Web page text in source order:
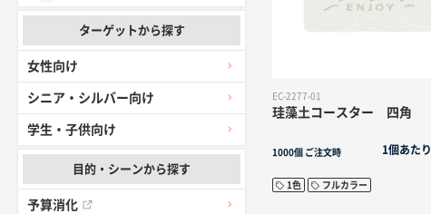
ターゲットから探す
女性向け
シニア・シルバー向け
学生・子供向け
目的・シーンから探す
予算消化
EC-2277-01
珪藻土コースター 四角
1000個 ご注文時 1個あたり
1色 フルカラー